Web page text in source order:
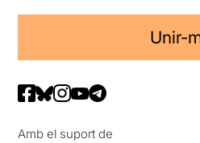
Unir-
Amb el suport de